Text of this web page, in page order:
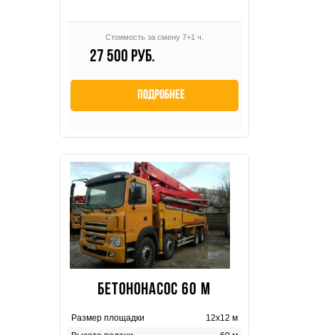
Стоимость за смену 7+1 ч.
27 500 руб.
Подробнее
БЕТОНОНАСОС 60 М
Размер площадки
12х12 м